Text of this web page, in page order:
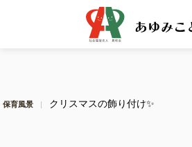
保育風景 クリスマスの飾り付け✨